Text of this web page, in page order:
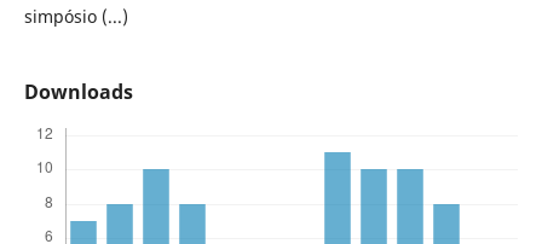
simpósio (...)
Downloads